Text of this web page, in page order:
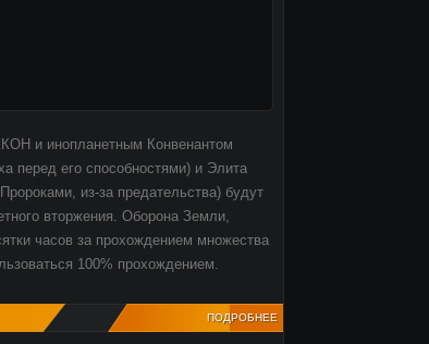
и инопланетным Конвенантом
перед его способностями) и Элита
из-за предательства) будут
вторжения. Оборона Земли,
часов за прохождением множества
100% прохождением.
ПОДРОБНЕЕ